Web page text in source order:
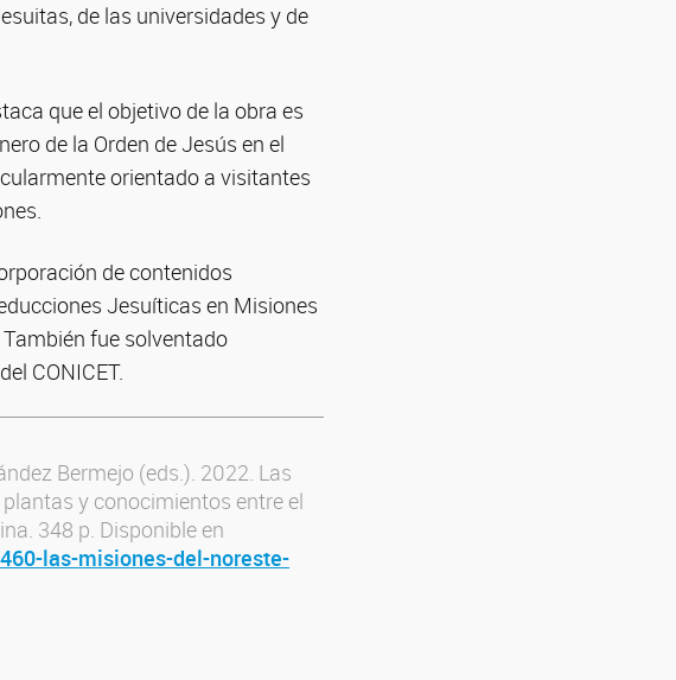
de las universidades y de
que el objetivo de la obra es
de la Orden de Jesús en el
orientado a visitantes
de contenidos
Jesuíticas en Misiones
fue solventado
CONICET.
Bermejo (eds.). 2022. Las
y conocimientos entre el
348 p. Disponible en
las-misiones-del-noreste-